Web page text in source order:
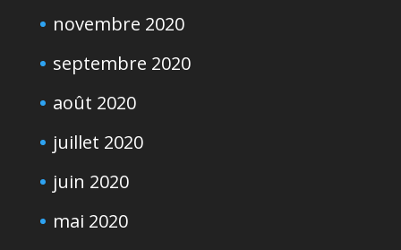
novembre 2020
septembre 2020
août 2020
juillet 2020
juin 2020
mai 2020